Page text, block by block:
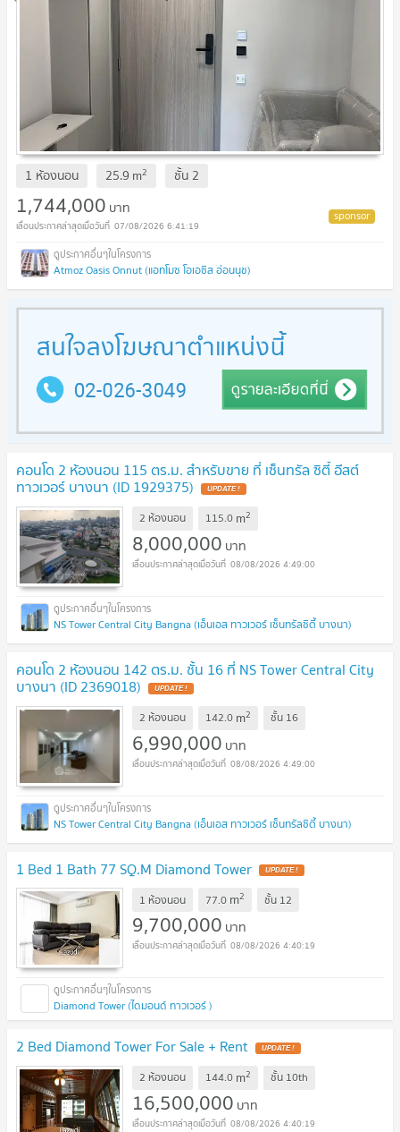
1 ห้องนอน 25.9 m2 ชั้น 2
1,744,000 บาท
07/08/2026 6:41:19
Atmoz Oasis Onnut (แอทโมซ โอเอซิส อ่อนนุช)
คอนโด 2 ห้องนอน 115 ตร.ม. สำหรับขาย ที่ เซ็นทรัล ซิตี้ อีสต์
ทาวเวอร์ บางนา (ID 1929375) UPDATE !
2 ห้องนอน 115.0 m2
8,000,000 บาท
08/08/2026 4:49:00
NS Tower Central City Bangna (เอ็นเอส ทาวเวอร์ เซ็นทรัลซิตี้ บางนา)
คอนโด 2 ห้องนอน 142 ตร.ม. ชั้น 16 ที่ NS Tower Central City
บางนา (ID 2369018) UPDATE !
2 ห้องนอน 142.0 m2 ชั้น 16
6,990,000 บาท
08/08/2026 4:49:00
NS Tower Central City Bangna (เอ็นเอส ทาวเวอร์ เซ็นทรัลซิตี้ บางนา)
1 Bed 1 Bath 77 SQ.M Diamond Tower UPDATE !
1 ห้องนอน 77.0 m2 ชั้น 12
9,700,000 บาท
08/08/2026 4:40:19
Diamond Tower (ไดมอนด์ ทาวเวอร์ )
2 Bed Diamond Tower For Sale + Rent UPDATE !
2 ห้องนอน 144.0 m2 ชั้น 10th
16,500,000 บาท
08/08/2026 4:40:19